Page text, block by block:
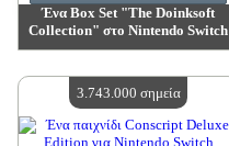
Ένα Box Set "The Doinksoft
Collection" στο Nintendo Switch
Διαθέσιμη ποσότητα:4
3.743.000 σημεία